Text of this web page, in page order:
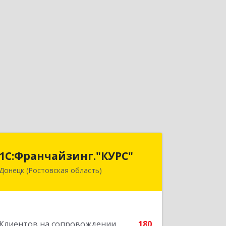
1С:Франчайзинг."КУРС"
Донецк (Ростовская область)
1С:Франчайзинг."КУРС"
346330, Ростовская обл, Донецк г,